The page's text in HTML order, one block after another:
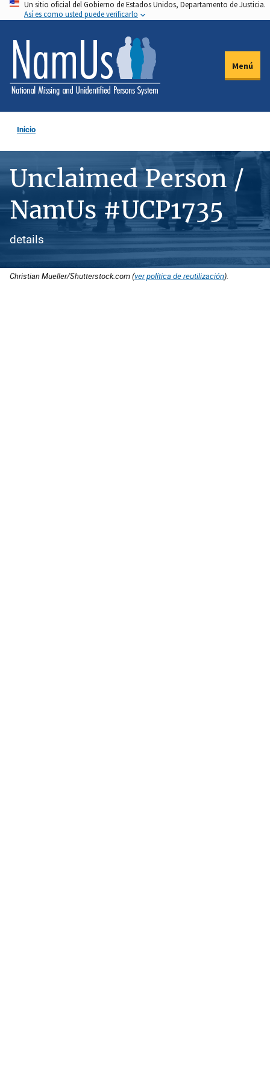
Pasar
al
contenido
principal
Un sitio oficial del Gobierno de Estados Unidos, Departamento de Justicia.
Así es como usted puede verificarlo
Menú
Inicio
Unclaimed Person /
NamUs #UCP1735
details
Christian Mueller/Shutterstock.com (ver política de reutilización).